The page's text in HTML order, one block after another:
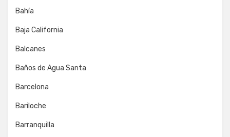
Bahía
Baja California
Balcanes
Baños de Agua Santa
Barcelona
Bariloche
Barranquilla